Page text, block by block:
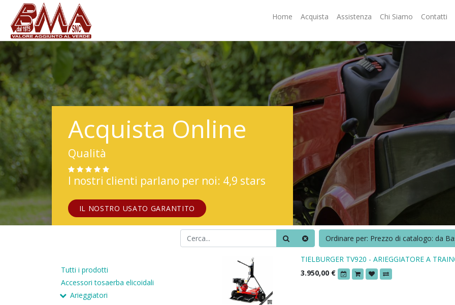
Home Acquista Assistenza Chi Siamo Contatti
Acquista Online
Qualità
I nostri clienti parlano per noi: 4,9 stars
IL NOSTRO USATO GARANTITO
Ordinare per: Prezzo di catalogo: da
Tutti i prodotti
Accessori tosaerba elicoidali
Arieggiatori
TIELBURGER TV920 - ARIEGGIATORE A
3.950,00 €